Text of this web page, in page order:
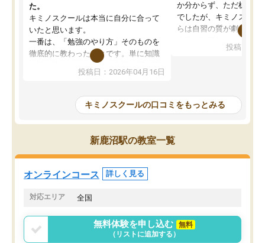
た。
キミノスクールは本当に自分に合って
いたと思います。
一番は、「勉強のやり方」そのものを
徹底的に教わったことです。単に知識
を詰め込むのではなく、自学自習の習
慣が身につくよう並走してくれるの
はなくなりました。
講師の方との距離も近く、親身なコー
チングのおかげで、停滞期もモチベー
ションを維持できました。「やらされ
る勉強」から「目標のための勉強」へ
意識が変わったことが、目標校への合
投稿日：2026年04月16日
か分からず、ただ机に座
でしたが、キミノスクー
らは自習の質が劇的に変
を明確にしてくれるの
の仕方をコーチングして
ルなので、家での学習習
身につきました。結果と
た。自分から学ぶ姿勢を
投稿日：
キミノスクールの口コミをもっとみる
新鹿沼駅の教室一覧
オンラインコース 詳しく見る
対応エリア 全国
無料体験を申し込む
無料
（リストに追加する）